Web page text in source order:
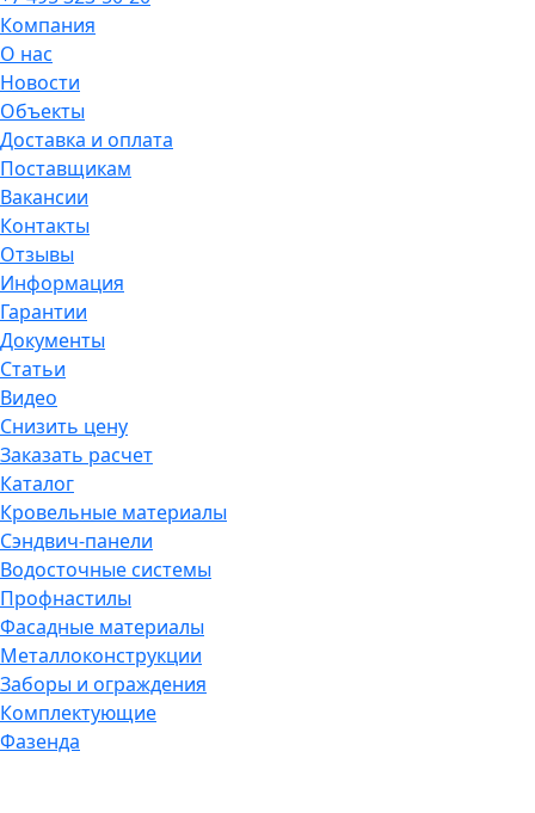
Компания
О нас
Новости
Объекты
Доставка и оплата
Поставщикам
Вакансии
Контакты
Отзывы
Информация
Гарантии
Документы
Статьи
Видео
Снизить цену
Заказать расчет
Каталог
Кровельные материалы
Сэндвич-панели
Водосточные системы
Профнастилы
Фасадные материалы
Металлоконструкции
Заборы и ограждения
Комплектующие
Фазенда